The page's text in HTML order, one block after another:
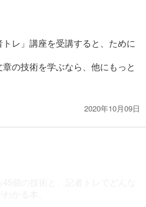
レ」講座を受講すると、ために
の技術を学ぶなら、他にもっと
2020年10月09日